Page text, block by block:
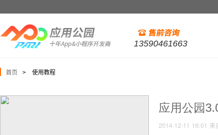
13590461663
首页 > 使用教程
应用公园
2014-12-11 16:01 来